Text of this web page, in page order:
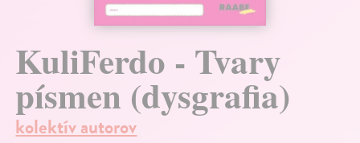
KuliFerdo - Tvary
písmen (dysgrafia)
kolektív autorov